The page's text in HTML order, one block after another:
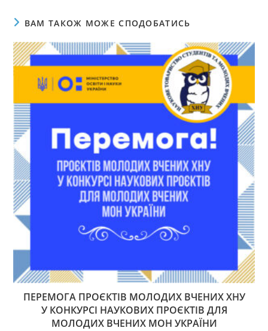
ВАМ ТАКОЖ МОЖЕ СПОДОБАТИСЬ
ПЕРЕМОГА ПРОЄКТІВ МОЛОДИХ ВЧЕНИХ ХНУ
У КОНКУРСІ НАУКОВИХ ПРОЄКТІВ ДЛЯ
МОЛОДИХ ВЧЕНИХ МОН УКРАЇНИ